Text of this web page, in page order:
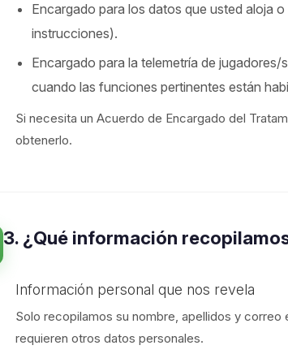
Encargado para los datos que usted aloja
instrucciones).
Encargado para la telemetría de
cuando las funciones pertinentes están
Si necesita un Acuerdo de Encargado del
obtenerlo.
3. ¿Qué información
Información personal que nos revela
Solo recopilamos su nombre, apellidos y
requieren otros datos personales.